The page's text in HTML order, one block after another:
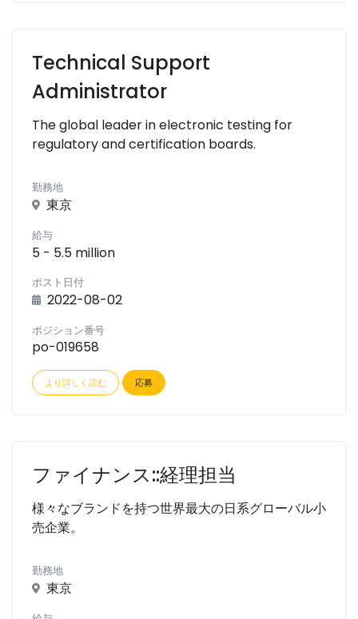
Technical Support
Administrator
The global leader in electronic testing for
regulatory and certification boards.
勤務地
東京
給与
5 - 5.5 million
ポスト日付
2022-08-02
ポジション番号
po-019658
より詳しく読む 応募
ファイナンス::経理担当
様々なブランドを持つ世界最大の日系グローバル小
売企業。
勤務地
東京